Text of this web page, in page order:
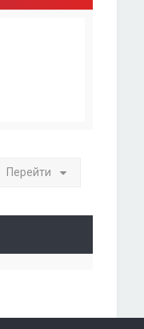
Перейти